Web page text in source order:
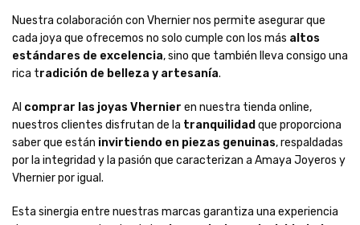
Nuestra colaboración con Vhernier nos permite asegurar que
cada joya que ofrecemos no solo cumple con los más altos
estándares de excelencia, sino que también lleva consigo una
rica tradición de belleza y artesanía.
Al comprar las joyas Vhernier en nuestra tienda online,
nuestros clientes disfrutan de la tranquilidad que proporciona
saber que están invirtiendo en piezas genuinas, respaldadas
por la integridad y la pasión que caracterizan a Amaya Joyeros y
Vhernier por igual.
Esta sinergia entre nuestras marcas garantiza una experiencia